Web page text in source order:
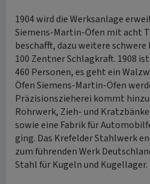
1904 wird die Werksanlage
Siemens-Martin-Öfen mit acht
beschafft, dazu weitere
100 Zentner Schlagkraft. 1908
460 Personen, es geht ein
Öfen Siemens-Martin-Öfen
Präzisionszieherei kommt
Rohrwerk, Zieh- und
sowie eine Fabrik für
ging. Das Krefelder Stahlwerk
zum führenden Werk
Stahl für Kugeln und Kugellager.